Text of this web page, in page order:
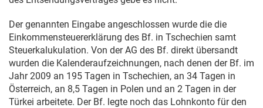
Der genannten Eingabe angeschlossen wurde die die
Einkommensteuererklärung des Bf. in Tschechien samt
Steuerkalukulation. Von der AG des Bf. direkt übersandt
wurden die Kalenderaufzeichnungen, nach denen der Bf. im
Jahr 2009 an 195 Tagen in Tschechien, an 34 Tagen in
Österreich, an 8,5 Tagen in Polen und an 2 Tagen in der
Türkei arbeitete. Der Bf. legte noch das Lohnkonto für den